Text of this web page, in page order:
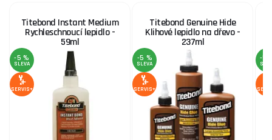
Titebond Instant Medium
Rychleschnoucí lepidlo -
59ml
-5 %
SLEVA
SERVIS+
Titebond Genuine Hide
Klihové lepidlo na dřevo -
237ml
-5 %
SLEVA
SERVIS+
-5